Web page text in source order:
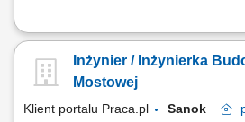
Zakres zadań: Bezpośredni nadzór nad
jakości, terminowości oraz stopnia
harmonogramem; Koordynacja robót
Inżynier / Inżynierka
Mostowej
Klient portalu Praca.pl Sanok